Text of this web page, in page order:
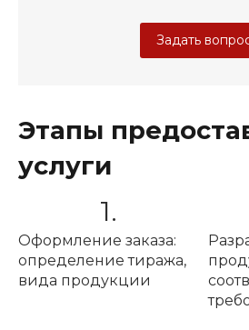
Задать
Этапы
услуги
1.
Оформление заказа:
определение тиража,
вида продукции